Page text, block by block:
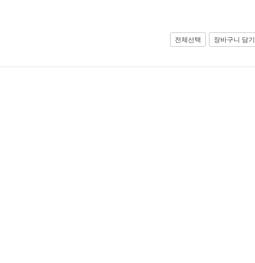
전체선택 장바구니 담기